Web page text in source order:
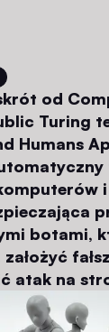
od
Turing
Humans
botami,
atak na